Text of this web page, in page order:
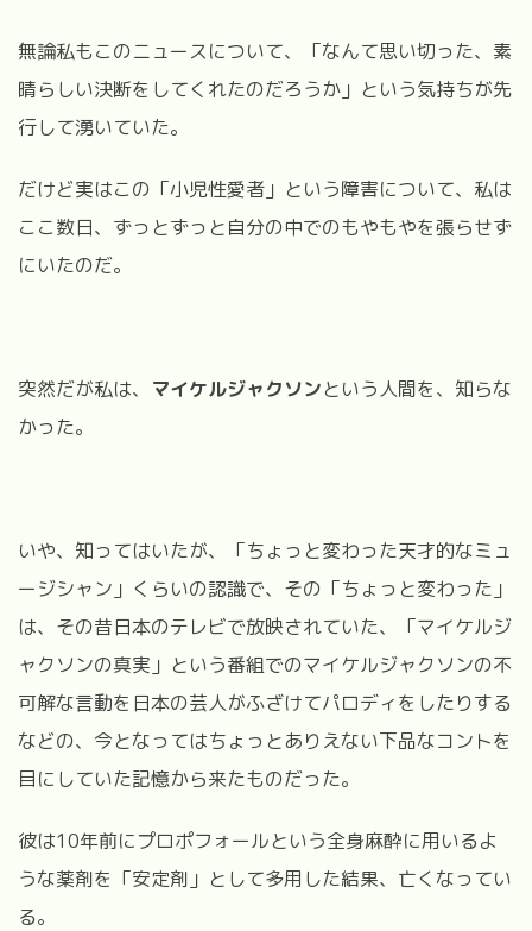
無論私もこのニュースについて、「なんて思い切った、素
晴らしい決断をしてくれたのだろうか」という気持ちが先
行して湧いていた。
だけど実はこの「小児性愛者」という障害について、私は
ここ数日、ずっとずっと自分の中でのもやもやを張らせず
にいたのだ。
突然だが私は、 マイケルジャクソンという人間を、知らな
かった。
いや、知ってはいたが、「ちょっと変わった天才的なミュ
ージシャン」くらいの認識で、その「ちょっと変わった」
は、その昔日本のテレビで放映されていた、「マイケルジ
ャクソンの真実」という番組でのマイケルジャクソンの不
可解な言動を日本の芸人がふざけてパロディをしたりする
などの、今となってはちょっとありえない下品なコントを
目にしていた記憶から来たものだった。
彼は10年前にプロポフォールという全身麻酔に用いるよ
うな薬剤を「安定剤」として多用した結果、亡くなってい
る。